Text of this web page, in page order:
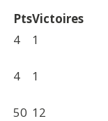
PtsVictoires
4 1
4 1
50 12